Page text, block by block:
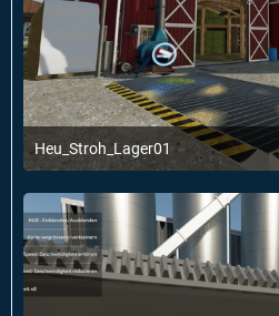
Heu_Stroh_Lager01
14. Januar 2022 um 20:02